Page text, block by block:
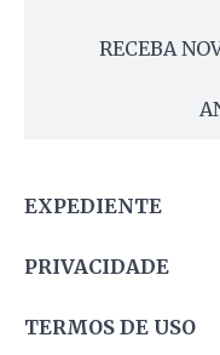
RECEBA
EXPEDIENTE
PRIVACIDADE
TERMOS DE USO